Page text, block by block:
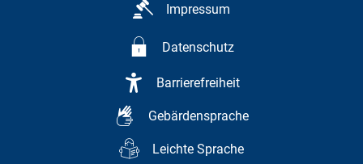
Impressum
Datenschutz
Barrierefreiheit
Gebärdensprache
Leichte Sprache